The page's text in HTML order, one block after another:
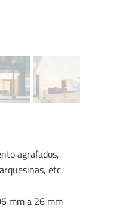
agrafados,
etc.
mm a 26 mm